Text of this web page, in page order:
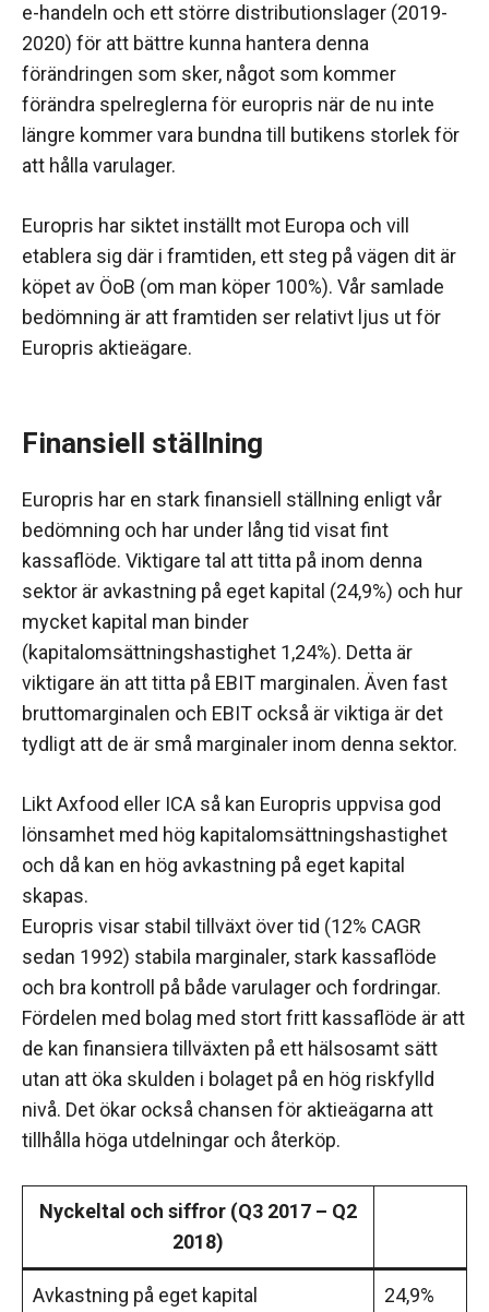
e-handeln och ett större distributionslager (2019-
2020) för att bättre kunna hantera denna
förändringen som sker, något som kommer
förändra spelreglerna för europris när de nu inte
längre kommer vara bundna till butikens storlek för
att hålla varulager.
Europris har siktet inställt mot Europa och vill
etablera sig där i framtiden, ett steg på vägen dit är
köpet av ÖoB (om man köper 100%). Vår samlade
bedömning är att framtiden ser relativt ljus ut för
Europris aktieägare.
Finansiell ställning
Europris har en stark finansiell ställning enligt vår
bedömning och har under lång tid visat fint
kassaflöde. Viktigare tal att titta på inom denna
sektor är avkastning på eget kapital (24,9%) och hur
mycket kapital man binder
(kapitalomsättningshastighet 1,24%). Detta är
viktigare än att titta på EBIT marginalen. Även fast
bruttomarginalen och EBIT också är viktiga är det
tydligt att de är små marginaler inom denna sektor.
Likt Axfood eller ICA så kan Europris uppvisa god
lönsamhet med hög kapitalomsättningshastighet
och då kan en hög avkastning på eget kapital
skapas.
Europris visar stabil tillväxt över tid (12% CAGR
sedan 1992) stabila marginaler, stark kassaflöde
och bra kontroll på både varulager och fordringar.
Fördelen med bolag med stort fritt kassaflöde är att
de kan finansiera tillväxten på ett hälsosamt sätt
utan att öka skulden i bolaget på en hög riskfylld
nivå. Det ökar också chansen för aktieägarna att
tillhålla höga utdelningar och återköp.
Nyckeltal och siffror (Q3 2017 – Q2
2018)
Avkastning på eget kapital 24,9%